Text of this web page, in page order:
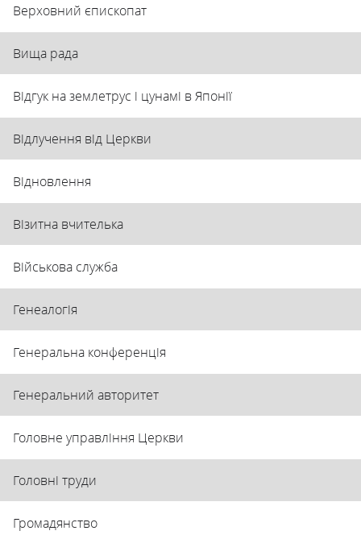
Верховний єпископат
Вища рада
Відгук на землетрус і цунамі в Японії
Відлучення від Церкви
Відновлення
Візитна вчителька
Військова служба
Генеалогія
Генеральна конференція
Генеральний авторитет
Головне управління Церкви
Головні труди
Громадянство